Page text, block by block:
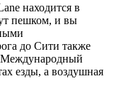
находится в
пешком, и вы
до Сити также
Международный
езды, а воздушная